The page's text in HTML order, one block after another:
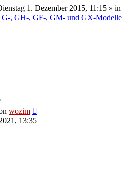
1. Dezember 2015, 11:15 » in
G-, GH-, GF-, GM- und GX-Modelle
wozim
13:35